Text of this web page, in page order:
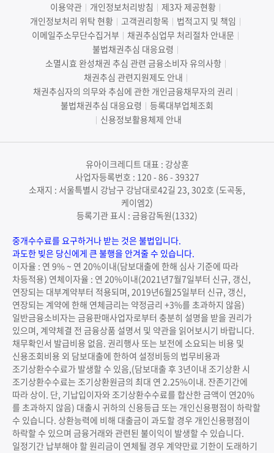
이용약관 | 개인정보처리방침 | 제3자 제공현황 |
개인정보처리 위탁 현황 | 고객권리항목 | 법적고지 및 책임 |
이메일주소무단수집거부 | 채권추심업무 처리절차 안내문 |
불법채권추심 대응요령 |
소멸시효 완성채권 추심 관련 금융소비자 유의사항 |
채권추심 관련지원제도 안내 |
채권추심자의 의무와 추심에 관한 개인금융채무자의 권리 |
불법채권추심 대응요령 | 등록대부업체조회
| 신용정보활용체제 안내
유아이크레디트 대표 : 강상훈
사업자등록번호 : 120 - 86 - 39327
소재지 : 서울특별시 강남구 강남대로42길 23, 302호 (도곡동,
케이엠2)
등록기관 표시 : 금융감독원(1332)
중개수수료를 요구하거나 받는 것은 불법입니다.
과도한 빚은 당신에게 큰 불행을 안겨줄 수 있습니다.
이자율 : 연 9% ~ 연 20%이내(담보대출에 한해 심사 기준에 따라
차등적용) 연체이자율 : 연 20%이내(2021년7월7일부터 신규, 갱신,
연장되는 대부계약부터 적용되며, 2019년6월25일부터 신규, 갱신,
연장되는 계약에 한해 연체금리는 약정금리 +3%를 초과하지 않음)
일반금융소비자는 금융판매사업자로부터 충분히 설명을 받을 권리가
있으며, 계약체결 전 금융상품 설명서 및 약관을 읽어보시기 바랍니다.
채무확인서 발급비용 없음. 권리행사 또는 보전에 소요되는 비용 및
신용조회비용 외 담보대출에 한하여 설정비등의 법무비용과
조기상환수수료가 발생할 수 있음,(담보대출 후 3년이내 조기상환 시
조기상환수수료는 조기상환원금의 최대 연 2.25%이내. 잔존기간에
따라 상이. 단, 기납입이자와 조기상환수수료를 합산한 금액이 연20%
를 초과하지 않음) 대출시 귀하의 신용등급 또는 개인신용평점이 하락할
수 있습니다. 상환능력에 비해 대출금이 과도할 경우 개인신용평점이
하락할 수 있으며 금융거래와 관련된 불이익이 발생할 수 있습니다.
일정기간 납부해야 할 원리금이 연체될 경우 계약만료 기한이 도래하기